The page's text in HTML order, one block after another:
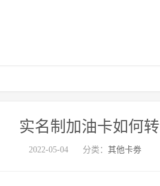
实名制加油卡如何
2022-05-04 分类： 其他卡劵